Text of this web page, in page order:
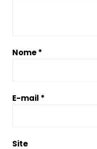
Nome*
E-mail *
Site